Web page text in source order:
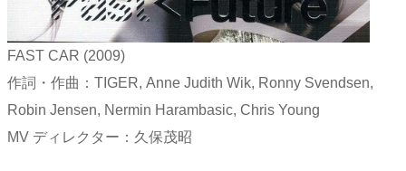
FAST CAR (2009)
作詞・作曲：TIGER, Anne Judith Wik, Ronny Svendsen,
Robin Jensen, Nermin Harambasic, Chris Young
MV ディレクター：久保茂昭